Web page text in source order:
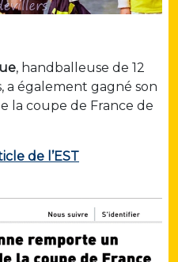
, handballeuse de 12
a également gagné son
la coupe de France de
de l’EST